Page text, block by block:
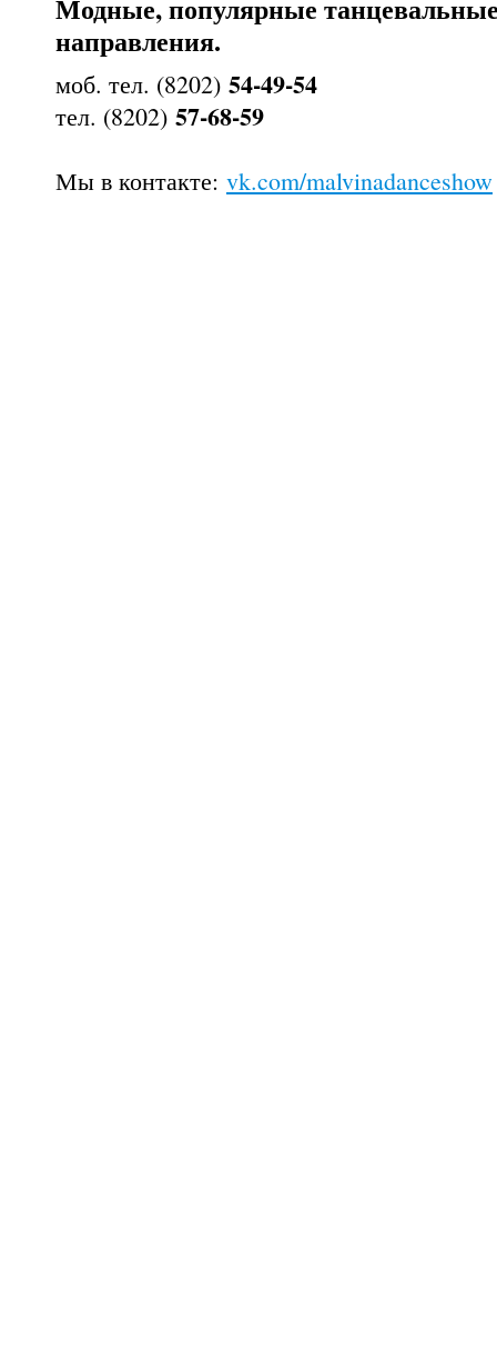
Модные, популярные
направления.
моб. тел. (8202) 54-49-54
тел. (8202) 57-68-59
Мы в контакте: vk.com/malvinadanceshow